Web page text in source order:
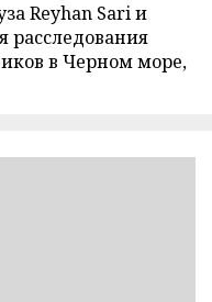
Reyhan Sari и
расследования
в Черном море,